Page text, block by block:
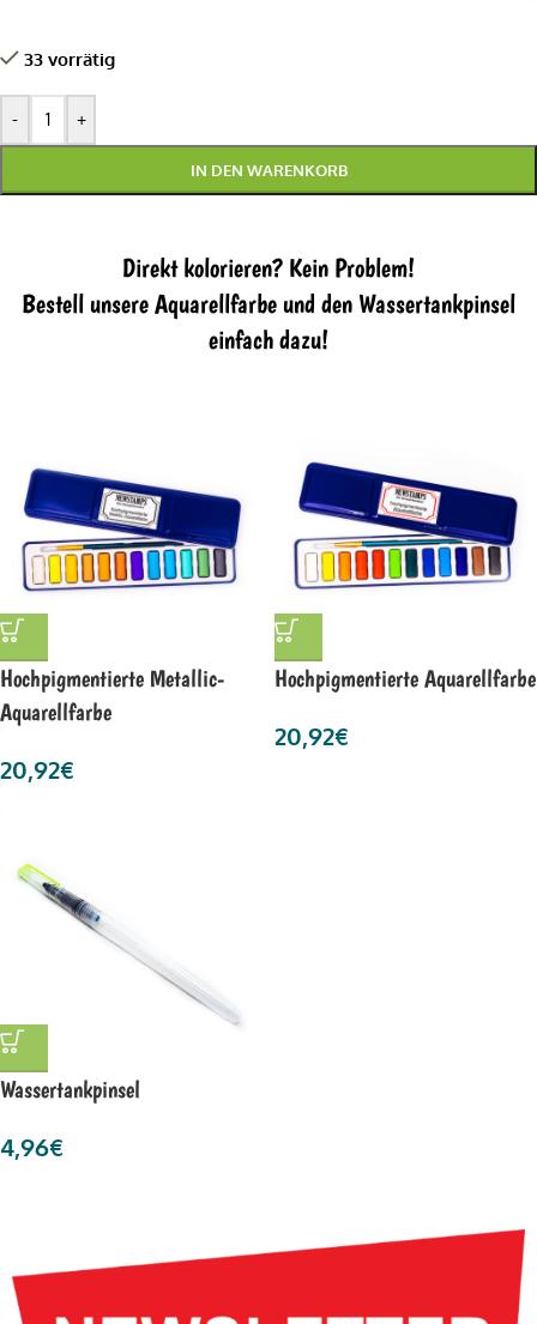
33 vorrätig
- +
IN DEN WARENKORB
Direkt kolorieren? Kein Problem!
Bestell unsere Aquarellfarbe und den Wassertankpinsel
einfach dazu!
Hochpigmentierte Metallic-
Aquarellfarbe
20,92€
Hochpigmentierte Aquarellfarbe
20,92€
Wassertankpinsel
4,96€